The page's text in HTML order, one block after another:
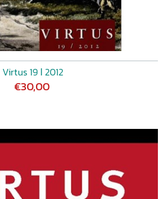
Virtus 19 ǀ 2012
€30,00